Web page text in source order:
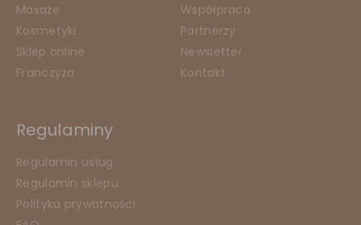
Masaże
Kosmetyki
Sklep online
Franczyza
Współpraca
Partnerzy
Newsletter
Kontakt
Regulaminy
Regulamin usług
Regulamin sklepu
Polityka prywatności